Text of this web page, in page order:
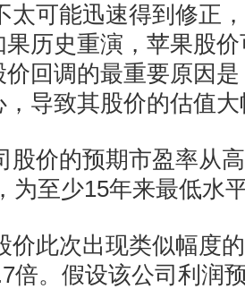
太可能迅速得到修正
历史重演，苹果股
回调的最重要原因
导致其股价的估值
股价的预期市盈率从
为至少15年来最低水
价此次出现类似幅度
倍。假设该公司利润